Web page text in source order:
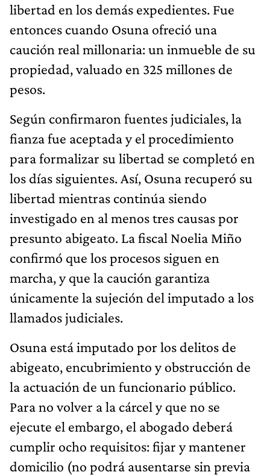
libertad en los demás expedientes. Fue
entonces cuando Osuna ofreció una
caución real millonaria: un inmueble de su
propiedad, valuado en 325 millones de
pesos.
Según confirmaron fuentes judiciales, la
fianza fue aceptada y el procedimiento
para formalizar su libertad se completó en
los días siguientes. Así, Osuna recuperó su
libertad mientras continúa siendo
investigado en al menos tres causas por
presunto abigeato. La fiscal Noelia Miño
confirmó que los procesos siguen en
marcha, y que la caución garantiza
únicamente la sujeción del imputado a los
llamados judiciales.
Osuna está imputado por los delitos de
abigeato, encubrimiento y obstrucción de
la actuación de un funcionario público.
Para no volver a la cárcel y que no se
ejecute el embargo, el abogado deberá
cumplir ocho requisitos: fijar y mantener
domicilio (no podrá ausentarse sin previa